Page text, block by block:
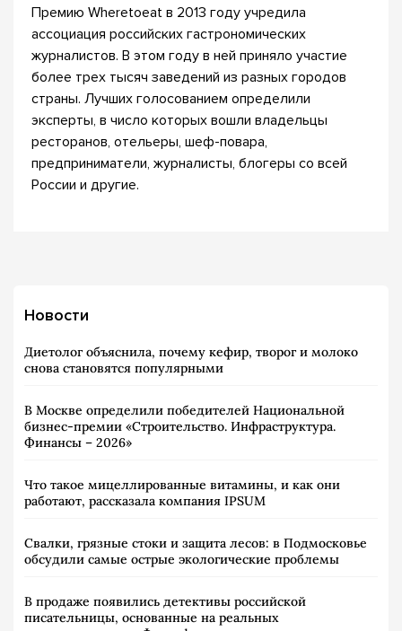
Премию Wheretoeat в 2013 году учредила
ассоциация российских гастрономических
журналистов. В этом году в ней приняло участие
более трех тысяч заведений из разных городов
страны. Лучших голосованием определили
эксперты, в число которых вошли владельцы
ресторанов, отельеры, шеф-повара,
предприниматели, журналисты, блогеры со всей
России и другие.
Новости
Диетолог объяснила, почему кефир, творог и молоко
снова становятся популярными
В Москве определили победителей Национальной
бизнес-премии «Строительство. Инфраструктура.
Финансы – 2026»
Что такое мицеллированные витамины, и как они
работают, рассказала компания IPSUM
Свалки, грязные стоки и защита лесов: в Подмосковье
обсудили самые острые экологические проблемы
В продаже появились детективы российской
писательницы, основанные на реальных